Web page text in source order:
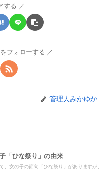
する
フォローする
管理人みかゆか
「ひな祭り」の由来
、女の子の節句「ひな祭り」がありますが、